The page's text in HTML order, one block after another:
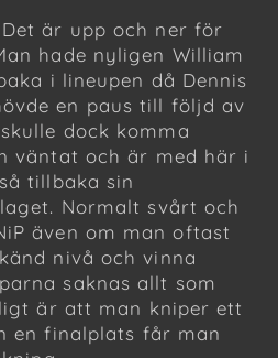
Det är upp och ner för
hade nyligen William
i lineupen då Dennis
en paus till följd av
dock komma
väntat och är med här i
tillbaka sin
Normalt svårt och
även om man oftast
nivå och vinna
saknas allt som
är att man kniper ett
en finalplats får man